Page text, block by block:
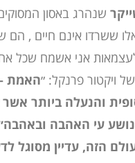
שנהרג באסון
ששרדו אינם חיים , הם
לעצמאות אני אשמח שכל
ויקטור פרנקל: ״האמת
והנעלה ביותר
עי האהבה
הזה, עדיין מסוגל